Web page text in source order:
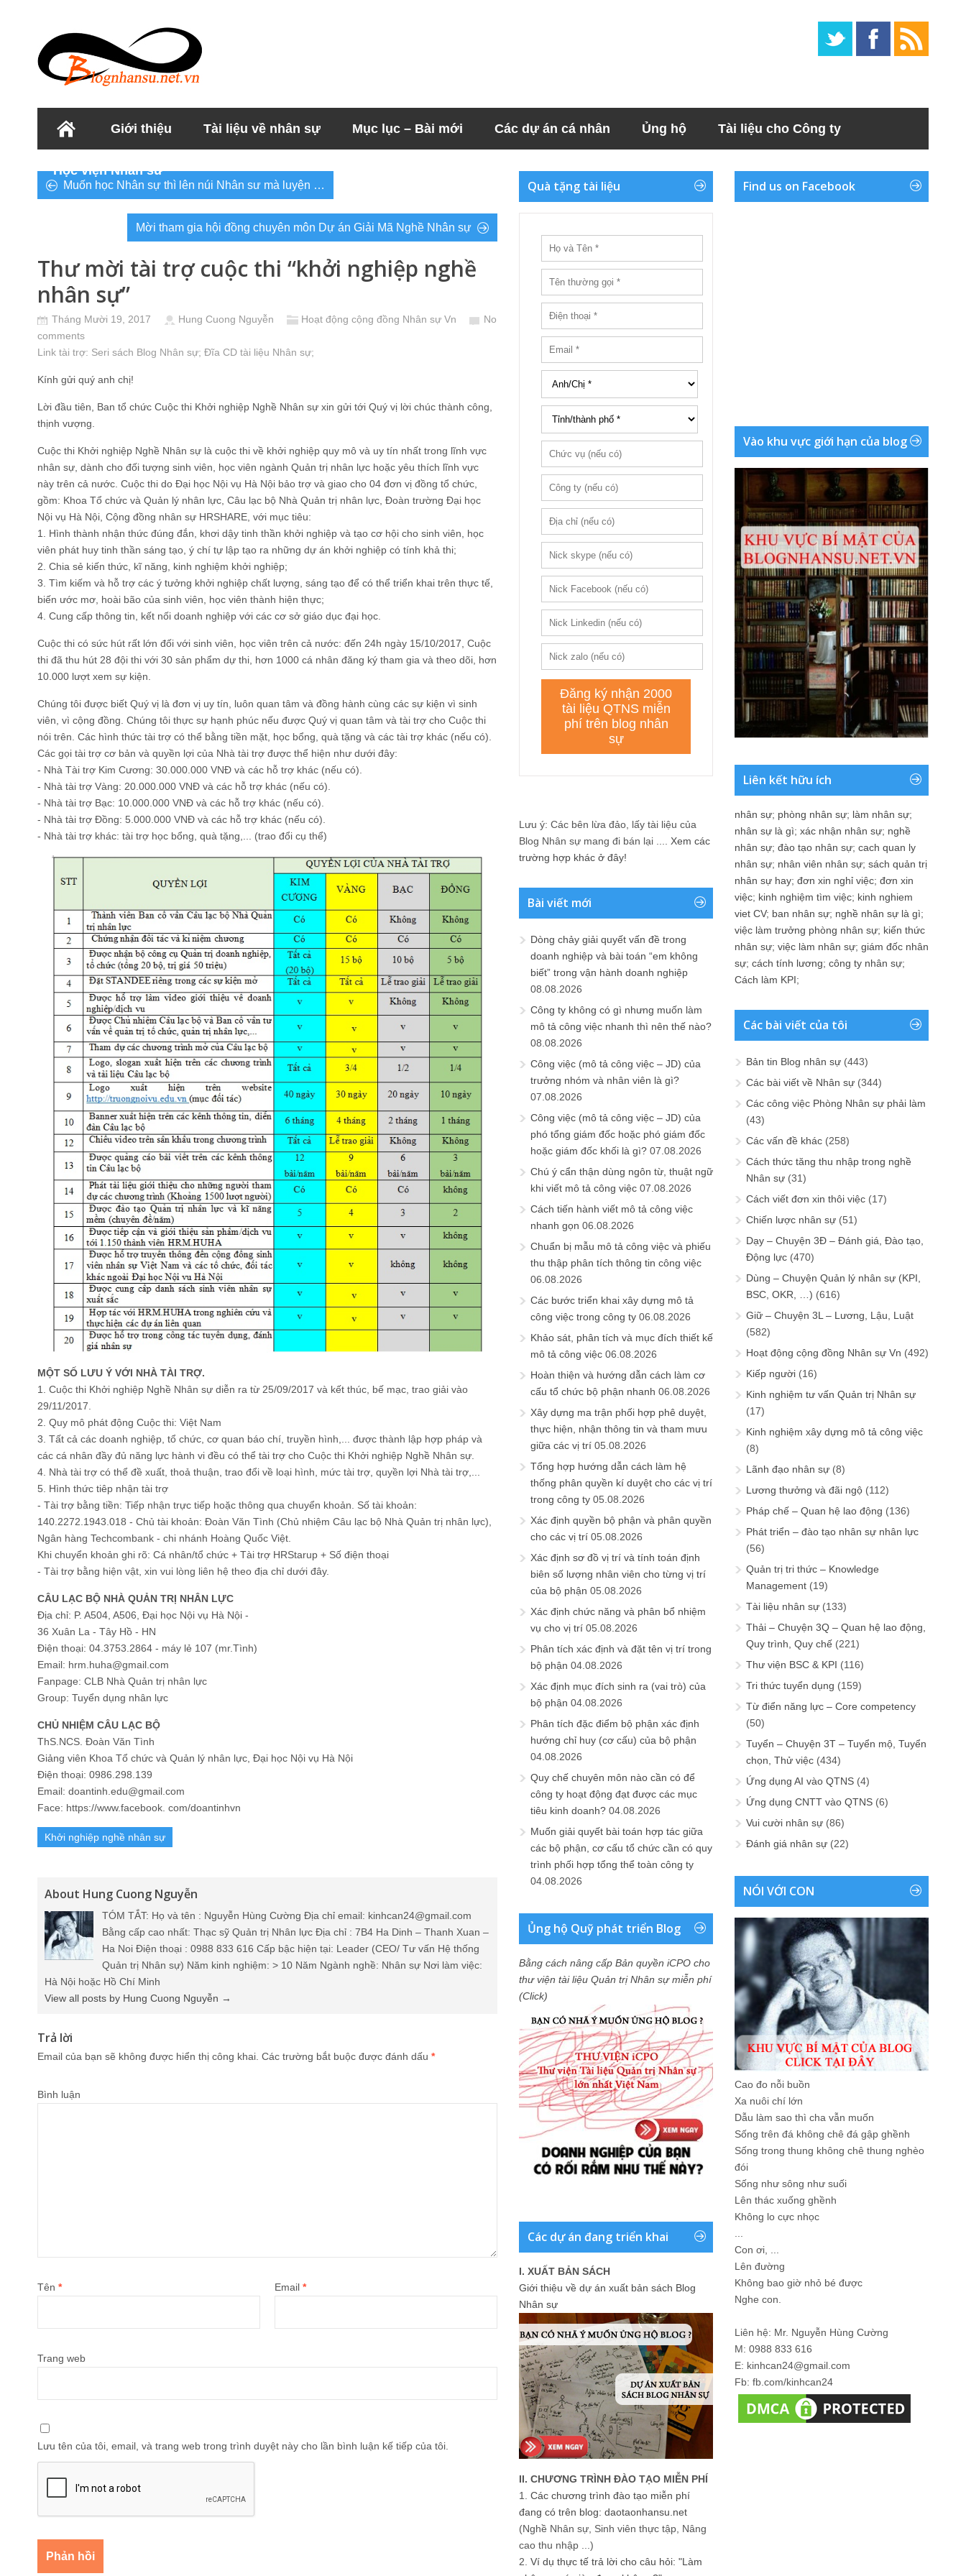
Giới thiệu Tài liệu về nhân sự Mục lục – Bài mới Các dự án cá nhân Ủng hộ Tài liệu cho Công ty
Học viện Nhân sư
Muốn học Nhân sự thì lên núi Nhân sư mà luyện …
Mời tham gia hội đồng chuyên môn Dự án Giải Mã Nghề Nhân sự
Thư mời tài trợ cuộc thi “khởi nghiệp nghề
nhân sự”
Tháng Mười 19, 2017 Hung Cuong Nguyễn Hoạt động cộng đồng Nhân sự Vn
No
comments
Link tài trợ: Seri sách Blog Nhân sự; Đĩa CD tài liệu Nhân sự;
Kính gửi quý anh chị!
Lời đầu tiên, Ban tổ chức Cuộc thi Khởi nghiệp Nghề Nhân sự xin gửi tới Quý vị lời chúc thành công,
thịnh vượng.
Cuộc thi Khởi nghiệp Nghề Nhân sự là cuộc thi về khởi nghiệp quy mô và uy tín nhất trong lĩnh vực
nhân sự, dành cho đối tượng sinh viên, học viên ngành Quản trị nhân lực hoặc yêu thích lĩnh vực
này trên cả nước. Cuộc thi do Đại học Nội vụ Hà Nội bảo trợ và giao cho 04 đơn vị đồng tổ chức,
gồm: Khoa Tổ chức và Quản lý nhân lực, Câu lạc bộ Nhà Quản trị nhân lực, Đoàn trường Đại học
Nội vụ Hà Nội, Cộng đồng nhân sự HRSHARE, với mục tiêu:
1. Hình thành nhận thức đúng đắn, khơi dậy tinh thần khởi nghiệp và tạo cơ hội cho sinh viên, học
viên phát huy tinh thần sáng tạo, ý chí tự lập tạo ra những dự án khởi nghiệp có tính khả thi;
2. Chia sẻ kiến thức, kĩ năng, kinh nghiệm khởi nghiệp;
3. Tìm kiếm và hỗ trợ các ý tưởng khởi nghiệp chất lượng, sáng tạo để có thể triển khai trên thực tế,
biến ước mơ, hoài bão của sinh viên, học viên thành hiện thực;
4. Cung cấp thông tin, kết nối doanh nghiệp với các cơ sở giáo dục đại học.
Cuộc thi có sức hút rất lớn đối với sinh viên, học viên trên cả nước: đến 24h ngày 15/10/2017, Cuộc
thi đã thu hút 28 đội thi với 30 sản phẩm dự thi, hơn 1000 cá nhân đăng ký tham gia và theo dõi, hơn
10.000 lượt xem sự kiện.
Chúng tôi được biết Quý vị là đơn vị uy tín, luôn quan tâm và đồng hành cùng các sự kiện vì sinh
viên, vì cộng đồng. Chúng tôi thực sự hạnh phúc nếu được Quý vị quan tâm và tài trợ cho Cuộc thi
nói trên. Các hình thức tài trợ có thể bằng tiền mặt, học bổng, quà tặng và các tài trợ khác (nếu có).
Các gọi tài trợ cơ bản và quyền lợi của Nhà tài trợ được thể hiện như dưới đây:
- Nhà Tài trợ Kim Cương: 30.000.000 VNĐ và các hỗ trợ khác (nếu có).
- Nhà tài trợ Vàng: 20.000.000 VNĐ và các hỗ trợ khác (nếu có).
- Nhà tài trợ Bạc: 10.000.000 VNĐ và các hỗ trợ khác (nếu có).
- Nhà tài trợ Đồng: 5.000.000 VNĐ và các hỗ trợ khác (nếu có).
- Nhà tài trợ khác: tài trợ học bổng, quà tặng,... (trao đổi cụ thể)
MỘT SỐ LƯU Ý VỚI NHÀ TÀI TRỢ.
1. Cuộc thi Khởi nghiệp Nghề Nhân sự diễn ra từ 25/09/2017 và kết thúc, bế mạc, trao giải vào
29/11/2017.
2. Quy mô phát động Cuộc thi: Việt Nam
3. Tất cả các doanh nghiệp, tổ chức, cơ quan báo chí, truyền hình,... được thành lập hợp pháp và
các cá nhân đầy đủ năng lực hành vi đều có thể tài trợ cho Cuộc thi Khởi nghiệp Nghề Nhân sự.
4. Nhà tài trợ có thể đề xuất, thoả thuận, trao đổi về loại hình, mức tài trợ, quyền lợi Nhà tài trợ,...
5. Hình thức tiêp nhận tài trợ
- Tài trợ bằng tiền: Tiếp nhận trực tiếp hoặc thông qua chuyển khoản. Số tài khoản:
140.2272.1943.018 - Chủ tài khoản: Đoàn Văn Tình (Chủ nhiệm Câu lạc bộ Nhà Quản trị nhân lực),
Ngân hàng Techcombank - chi nhánh Hoàng Quốc Việt.
Khi chuyển khoản ghi rõ: Cá nhân/tổ chức + Tài trợ HRStarup + Số điện thoại
- Tài trợ bằng hiện vật, xin vui lòng liên hệ theo địa chỉ dưới đây.
CÂU LẠC BỘ NHÀ QUẢN TRỊ NHÂN LỰC
Địa chỉ: P. A504, A506, Đại học Nội vụ Hà Nội -
36 Xuân La - Tây Hồ - HN
Điện thoại: 04.3753.2864 - máy lẻ 107 (mr.Tình)
Email: hrm.huha@gmail.com
Fanpage: CLB Nhà Quản trị nhân lực
Group: Tuyển dụng nhân lực
CHỦ NHIỆM CÂU LẠC BỘ
ThS.NCS. Đoàn Văn Tình
Giảng viên Khoa Tổ chức và Quản lý nhân lực, Đại học Nội vụ Hà Nội
Điện thoại: 0986.298.139
Email: doantinh.edu@gmail.com
Face: https://www.facebook. com/doantinhvn
Khởi nghiệp nghề nhân sự
About Hung Cuong Nguyễn
TÓM TẮT: Họ và tên : Nguyễn Hùng Cường Địa chỉ email: kinhcan24@gmail.com
Bằng cấp cao nhất: Thạc sỹ Quản trị Nhân lực Địa chỉ : 7B4 Ha Dinh – Thanh Xuan –
Ha Noi Điện thoại : 0988 833 616 Cấp bậc hiện tại: Leader (CEO/ Tư vấn Hệ thống
Quản trị Nhân sự) Năm kinh nghiệm: > 10 Năm Ngành nghề: Nhân sự Nơi làm việc:
Hà Nội hoặc Hồ Chí Minh
View all posts by Hung Cuong Nguyễn →
Trả lời
Email của bạn sẽ không được hiển thị công khai. Các trường bắt buộc được đánh dấu *
Bình luận
Tên * Email *
Trang web
Lưu tên của tôi, email, và trang web trong trình duyệt này cho lần bình luận kế tiếp của tôi.
Quà tặng tài liệu
Lưu ý: Các bên lừa đảo, lấy tài liệu của
Blog Nhân sự mang đi bán lại .... Xem các
trường hợp khác ở đây!
Bài viết mới
Dòng chảy giải quyết vấn đề trong
doanh nghiệp và bài toán “em không
biết” trong vận hành doanh nghiệp
08.08.2026
Công ty không có gì nhưng muốn làm
mô tả công việc nhanh thì nên thế nào?
08.08.2026
Công việc (mô tả công việc – JD) của
trưởng nhóm và nhân viên là gì?
07.08.2026
Công việc (mô tả công việc – JD) của
phó tổng giám đốc hoặc phó giám đốc
hoặc giám đốc khối là gì? 07.08.2026
Chú ý cẩn thận dùng ngôn từ, thuật ngữ
khi viết mô tả công việc 07.08.2026
Cách tiến hành viết mô tả công việc
nhanh gọn 06.08.2026
Chuẩn bị mẫu mô tả công việc và phiếu
thu thập phân tích thông tin công việc
06.08.2026
Các bước triển khai xây dựng mô tả
công việc trong công ty 06.08.2026
Khảo sát, phân tích và mục đích thiết kế
mô tả công việc 06.08.2026
Hoàn thiện và hướng dẫn cách làm cơ
cấu tổ chức bộ phận nhanh 06.08.2026
Xây dựng ma trận phối hợp phê duyệt,
thực hiện, nhận thông tin và tham mưu
giữa các vị trí 05.08.2026
Tổng hợp hướng dẫn cách làm hệ
thống phân quyền kí duyệt cho các vị trí
trong công ty 05.08.2026
Xác định quyền bộ phận và phân quyền
cho các vị trí 05.08.2026
Xác định sơ đồ vị trí và tính toán định
biên số lượng nhân viên cho từng vị trí
của bộ phận 05.08.2026
Xác định chức năng và phân bổ nhiệm
vụ cho vị trí 05.08.2026
Phân tích xác định và đặt tên vị trí trong
bộ phận 04.08.2026
Xác định mục đích sinh ra (vai trò) của
bộ phận 04.08.2026
Phân tích đặc điểm bộ phận xác định
hướng chỉ huy (cơ cấu) của bộ phận
04.08.2026
Quy chế chuyên môn nào cần có để
công ty hoạt động đạt được các mục
tiêu kinh doanh? 04.08.2026
Muốn giải quyết bài toán hợp tác giữa
các bộ phận, cơ cấu tổ chức cần có quy
trình phối hợp tổng thể toàn công ty
04.08.2026
Ủng hộ Quỹ phát triển Blog
Bằng cách nâng cấp Bản quyền iCPO cho
thư viện tài liệu Quản trị Nhân sự miễn phí
(Click)
Các dự án đang triển khai
I. XUẤT BẢN SÁCH
Giới thiệu về dự án xuất bản sách Blog
Nhân sự
II. CHƯƠNG TRÌNH ĐÀO TẠO MIỄN PHÍ
1. Các chương trình đào tạo miễn phí
đang có trên blog: daotaonhansu.net
(Nghề Nhân sự, Sinh viên thực tập, Nâng
cao thu nhập ...)
2. Ví dụ thực tế trả lời cho câu hỏi: "Làm
Find us on Facebook
Vào khu vực giới hạn của blog
Liên kết hữu ích
nhân sự; phòng nhân sự; làm nhân sự;
nhân sự là gì; xác nhận nhân sự; nghề
nhân sự; đào tạo nhân sự; cach quan ly
nhân sự; nhân viên nhân sự; sách quản trị
nhân sự hay; đơn xin nghỉ việc; đơn xin
việc; kinh nghiệm tìm việc; kinh nghiem
viet CV; ban nhân sự; nghề nhân sự là gì;
việc làm trưởng phòng nhân sự; kiến thức
nhân sự; việc làm nhân sự; giám đốc nhân
sự; cách tính lương; công ty nhân sự;
Cách làm KPI;
Các bài viết của tôi
Bản tin Blog nhân sự (443)
Các bài viết về Nhân sự (344)
Các công việc Phòng Nhân sự phải làm
(43)
Các vấn đề khác (258)
Cách thức tăng thu nhập trong nghề
Nhân sự (31)
Cách viết đơn xin thôi việc (17)
Chiến lược nhân sự (51)
Dạy – Chuyện 3Đ – Đánh giá, Đào tạo,
Động lực (470)
Dùng – Chuyện Quản lý nhân sự (KPI,
BSC, OKR, …) (616)
Giữ – Chuyện 3L – Lương, Lậu, Luật
(582)
Hoạt động cộng đồng Nhân sự Vn (492)
Kiếp người (16)
Kinh nghiệm tư vấn Quản trị Nhân sự
(17)
Kinh nghiệm xây dựng mô tả công việc
(8)
Lãnh đạo nhân sự (8)
Lương thưởng và đãi ngộ (112)
Pháp chế – Quan hệ lao động (136)
Phát triển – đào tạo nhân sự nhân lực
(56)
Quản trị tri thức – Knowledge
Management (19)
Tài liệu nhân sự (133)
Thải – Chuyện 3Q – Quan hệ lao động,
Quy trình, Quy chế (221)
Thư viện BSC & KPI (116)
Tri thức tuyển dụng (159)
Từ điển năng lực – Core competency
(50)
Tuyển – Chuyện 3T – Tuyển mộ, Tuyển
chọn, Thử việc (434)
Ứng dụng AI vào QTNS (4)
Ứng dụng CNTT vào QTNS (6)
Vui cười nhân sự (86)
Đánh giá nhân sự (22)
NÓI VỚI CON
Cao đo nỗi buồn
Xa nuôi chí lớn
Dẫu làm sao thì cha vẫn muốn
Sống trên đá không chê đá gập ghềnh
Sống trong thung không chê thung nghèo
đói
Sống như sông như suối
Lên thác xuống ghềnh
Không lo cực nhọc
Con ơi, ...
Lên đường
Không bao giờ nhỏ bé được
Nghe con.
Liên hệ: Mr. Nguyễn Hùng Cường
M: 0988 833 616
E: kinhcan24@gmail.com
Fb: fb.com/kinhcan24